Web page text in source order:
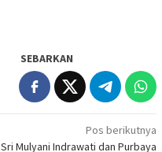
SEBARKAN
Pos berikutnya
Sri Mulyani Indrawati dan Purbaya